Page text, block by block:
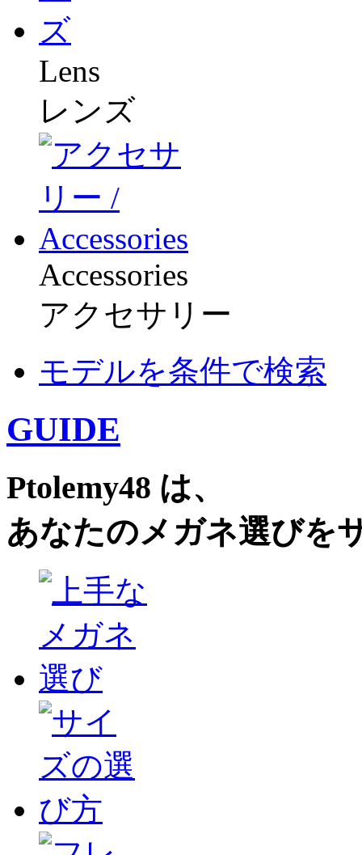
Lens
レンズ
Accessories
アクセサリー
モデルを条件で検索
GUIDE
Ptolemy48 は、
あなたのメガネ選びを